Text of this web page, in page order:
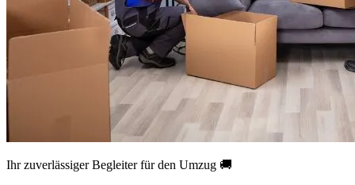
Ihr zuverlässiger Begleiter für den Umzug 🚚